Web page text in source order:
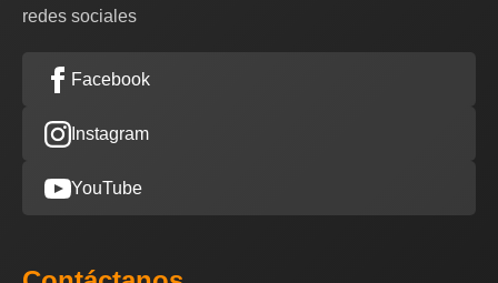
redes sociales
Facebook
Instagram
YouTube